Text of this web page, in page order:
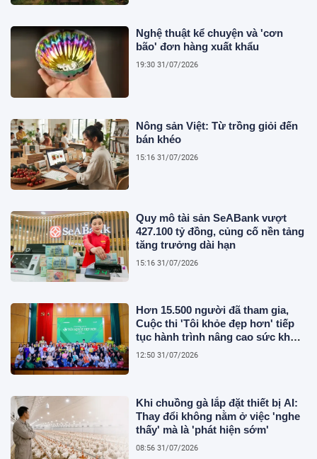
Nghệ thuật kể chuyện và 'cơn
bão' đơn hàng xuất khẩu
19:30 31/07/2026
Nông sản Việt: Từ trồng giỏi đến
bán khéo
15:16 31/07/2026
Quy mô tài sản SeABank vượt
427.100 tỷ đồng, củng cố nền tảng
tăng trưởng dài hạn
15:16 31/07/2026
Hơn 15.500 người đã tham gia,
Cuộc thi 'Tôi khỏe đẹp hơn' tiếp
tục hành trình nâng cao sức khỏe
người Việt
12:50 31/07/2026
Khi chuồng gà lắp đặt thiết bị AI:
Thay đổi không nằm ở việc 'nghe
thấy' mà là 'phát hiện sớm'
08:56 31/07/2026